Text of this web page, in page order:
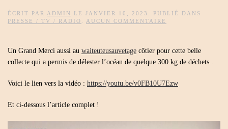
ÉCRIT PAR ADMIN LE JANVIER 10, 2023
. PUBLIÉ DANS
PRESSE / TV / RADIO
AUCUN COMMENTAIRE
VIDÉO
DU
JOURNAL
OUEST
Un Grand Merci aussi au waiteuteusauvetage côtier pour cette belle
collecte qui a permis de délester l’océan de quelque 300 kg de déchets .
Voici le lien vers la vidéo : https://youtu.be/v0FB10U7Ezw
Et ci-dessous l’article complet !